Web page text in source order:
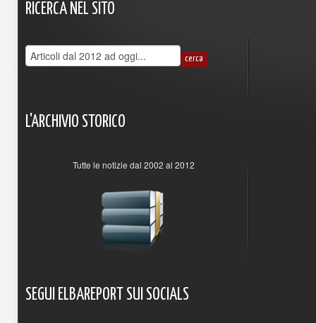
RICERCA NEL SITO
L'ARCHIVIO STORICO
Tutte le notizie dal 2002 al 2012
SEGUI ELBAREPORT SUI SOCIALS